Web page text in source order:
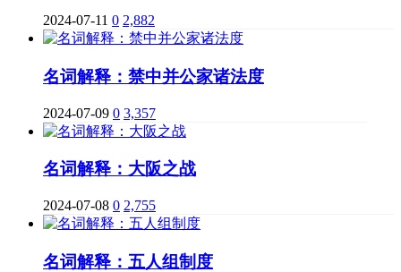
2024-07-11 0 2,882
名词解释：禁中并公家诸法度
2024-07-09 0 3,357
名词解释：大阪之战
2024-07-08 0 2,755
名词解释：五人组制度